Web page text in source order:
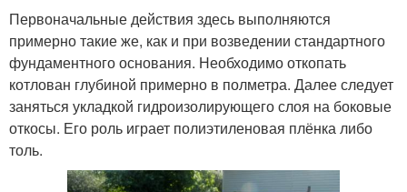
Первоначальные действия здесь выполняются
примерно такие же, как и при возведении стандартного
фундаментного основания. Необходимо откопать
котлован глубиной примерно в полметра. Далее следует
заняться укладкой гидроизолирующего слоя на боковые
откосы. Его роль играет полиэтиленовая плёнка либо
толь.